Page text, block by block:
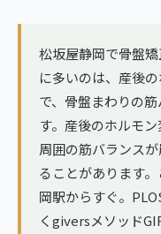
ヨガ・ピラティス
鹿児島エリア（3院）
→ エリア一覧（全11エ
松坂屋静岡で骨盤
に多いのは、産後
で、骨盤まわりの
す。産後のホルモ
周囲の筋バランス
ることがあります
岡駅からすぐ。
くgiversメソッド